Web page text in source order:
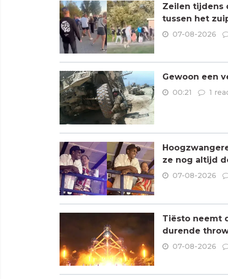
Zeilen tijdens
tussen het
07-08-2026
Gewoon een
00:21 1
ze nog altijd
07-08-2026
Tiësto neemt
durende
07-08-2026